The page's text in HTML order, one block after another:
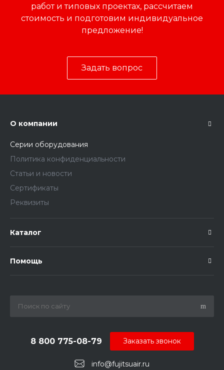
работ и типовых проектах, рассчитаем
стоимость и подготовим индивидуальное
предложение!
Задать вопрос
О компании
Серии оборудования
Политика конфиденциальности
Статьи и новости
Сертификаты
Реквизиты
Каталог
Помощь
info@fujitsuair.ru
8 800 775-08-79 Заказать звонок